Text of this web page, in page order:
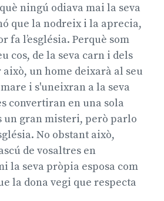
ningú odiava mai la seva
que la nodreix i la aprecia,
fa l’església. Perquè som
cos, de la seva carn i dels
això, un home deixarà al seu
i s'uneixran a la seva
convertiran en una sola
un gran misteri, però parlo
No obstant això,
de vosaltres en
la seva pròpia esposa com
la dona vegi que respecta